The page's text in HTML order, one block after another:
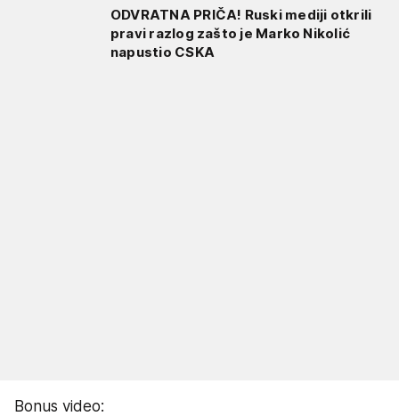
ODVRATNA PRIČA! Ruski mediji otkrili
pravi razlog zašto je Marko Nikolić
napustio CSKA
Bonus video: